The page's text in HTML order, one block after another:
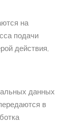
на
подачи
действия,
данных
в